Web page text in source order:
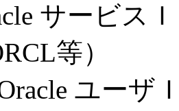
サービス
等）
ユーザ